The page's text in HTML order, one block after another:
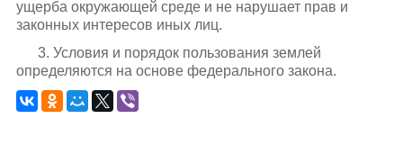
ущерба окружающей среде и не нарушает прав и
законных интересов иных лиц.
3. Условия и порядок пользования землей
определяются на основе федерального закона.